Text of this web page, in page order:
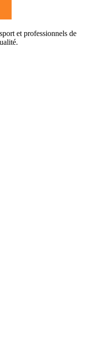
et professionnels de